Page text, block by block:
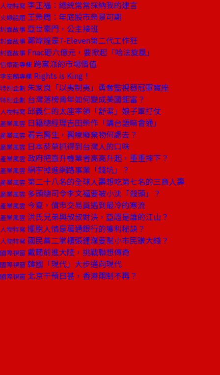
人物特寫 李正福：總統常常採納我的建言
火線話題 王榮周：年底股市榮景可期
封面故事 亞世豪門，公主接班
封面故事 鄭煒煌是7-Eleven第二代工作狂
封面故事 Fnac砸六億元，要掀起「哈法旋風」
信懷南專欄 跨黨派的市場價值
李宏麟專欄 Rights is King！
特別企劃 朱家良「以夷制夷」勇奪監視器冠軍寶座
特別企劃 台灣落榜青年如何變成美國鉅富？
人物特寫 邱義仁的太座率領「舒潔」娘子軍打仗
產業風雲 日籍總經理吉田榮作「講台語嘛會通」
產業風雲 看完醫生，醫療廢棄物何處去？
產業風雲 日本菸草抓得到台灣人的口味
產業風雲 政府把直升機業者高高升起，重重摔下？
產業風雲 網宇掉進網路事業「錢坑」？
產業風雲 第二十八名的全球人壽想吃第七名的三商人壽
產業風雲 多頭總司令李文福要被小沈「殺頭」？
產業風雲 今夏，債市交易員遇到最冷的寒流
產業風雲 洪氏兄弟與叔叔對決，亞證是誰的江山？
人物特寫 擺脫人情是萬通銀行的獲利秘訣？
人物特寫 國民黨二掌櫃張鍾濮要幫小市民賺大錢？
國際視窗 戴爾前進大陸，挑戰聯想傳奇
國際視窗 韓國「現代」大步邁向現代
國際視窗 北京干預日甚，香港兩制不再？